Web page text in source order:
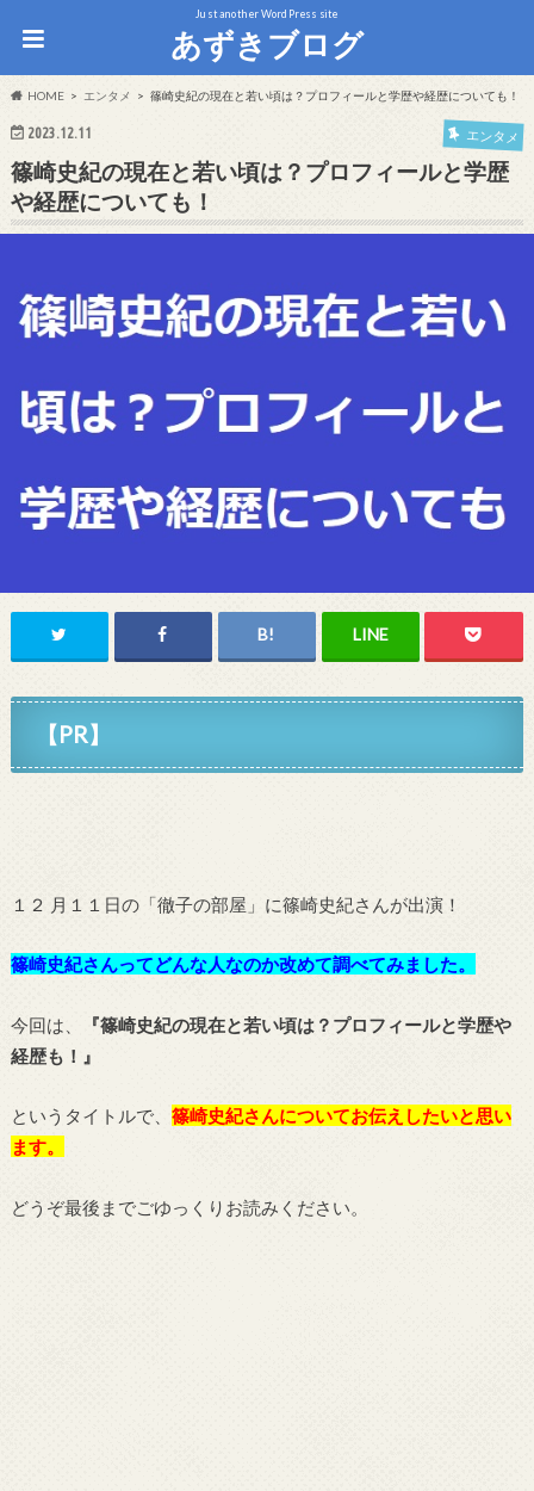
Just another WordPress site
あずきブログ
HOME エンタメ 篠崎史紀の現在と若い頃は？プロフィールと学歴や経歴についても！
2023.12.11 エンタメ
篠崎史紀の現在と若い頃は？プロフィールと学歴
や経歴についても！
【PR】
１２ 月１１日の「徹子の部屋」に篠崎史紀さんが出演！
篠崎史紀さんってどんな人なのか改めて調べてみました。
今回は、
『篠崎史紀の現在と若い頃は？プロフィールと学歴や
経歴も！』
というタイトルで、 篠崎史紀さんについてお伝えしたいと思い
ます。
どうぞ最後までごゆっくりお読みください。